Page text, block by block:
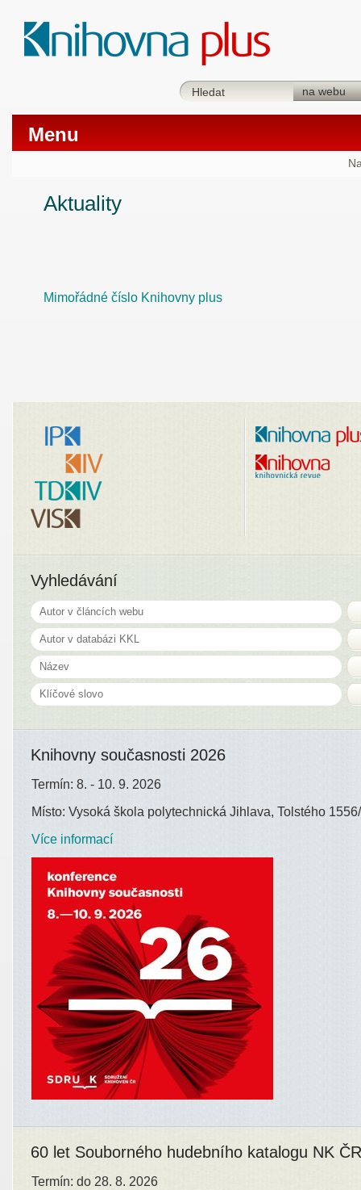
Menu
Aktuality
Mimořádné číslo Knihovny plus
Vyhledávání
Knihovny současnosti 2026
Termín: 8. - 10. 9. 2026
Místo: Vysoká škola polytechnická Jihlava, Tolstého
Více informací
60 let Souborného hudebního katalogu NK ČR
Termín: do 28. 8. 2026